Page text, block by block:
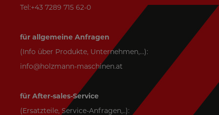
Tel:+43 7289 715 62-0
für allgemeine Anfragen
(Info über Produkte, Unternehmen,...):
info@holzmann-maschinen.at
für After-sales-Service
(Ersatzteile, Service-Anfragen,..):